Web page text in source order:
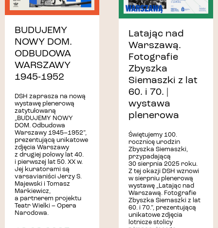
BUDUJEMY
NOWY DOM.
ODBUDOWA
WARSZAWY
1945-1952
DSH zaprasza na nową
wystawę plenerową
zatytułowaną
„BUDUJEMY NOWY
DOM. Odbudowa
Warszawy 1945–1952”,
prezentującą unikatowe
zdjęcia Warszawy
z drugiej połowy lat 40.
i pierwszej lat 50. XX w.
Jej kuratorami są
varsavianiści Jerzy S.
Majewski i Tomasz
Markiewicz,
a partnerem projektu
Teatr Wielki – Opera
Narodowa.
Latając nad
Warszawą.
Fotografie
Zbyszka
Siemaszki z lat
60. i 70. |
wystawa
plenerowa
Świętujemy 100.
rocznicę urodzin
Zbyszka Siemaszki,
przypadającą
30 sierpnia 2025 roku.
Z tej okazji DSH wznowi
w sierpniu plenerową
wystawę „Latając nad
Warszawą. Fotografie
Zbyszka Siemaszki z lat
60. i 70.”, prezentującą
unikatowe zdjęcia
lotnicze stolicy